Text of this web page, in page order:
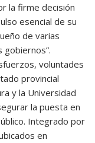
la firme decisión
esencial de su
de varias
voluntades
provincial
y la Universidad
la puesta en
Integrado por
en